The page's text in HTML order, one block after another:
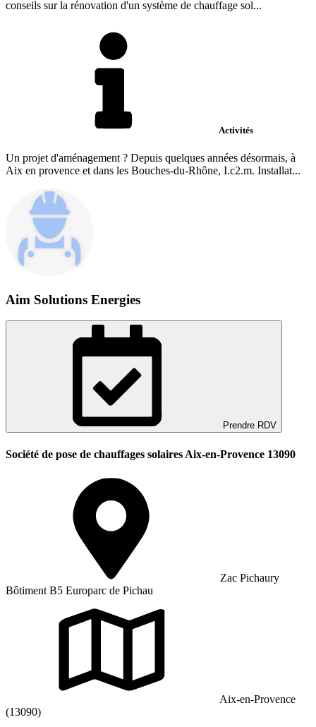
conseils sur la rénovation d'un système de chauffage sol...
Activités
Un projet d'aménagement ? Depuis quelques années désormais, à
Aix en provence et dans les Bouches-du-Rhône, I.c2.m. Installat...
Aim Solutions Energies
Prendre RDV
Société de pose de chauffages solaires Aix-en-Provence 13090
Zac Pichaury
Bôtiment B5 Europarc de Pichau
Aix-en-Provence
(13090)